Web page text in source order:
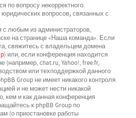
по вопросу некорректного
вопросов, связанных с
с любым из администраторов,
на странице «Наша команда». Если
свяжитесь с владельцем домена
) или, если конференция находится
(например, chat.ru, Yahoo!, free.fr,
или техподдержкой данного
Group не имеет никакого контроля
и не может нести никакой
кем и как данная конференция
к phpBB Group по
(о приостановке работы